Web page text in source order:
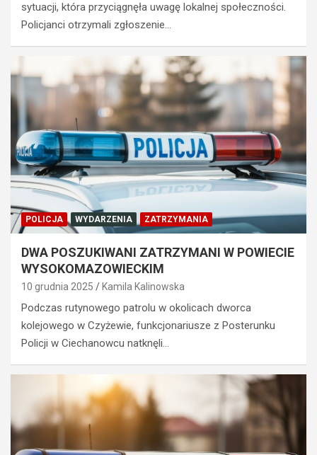
sytuacji, która przyciągnęła uwagę lokalnej społeczności.
Policjanci otrzymali zgłoszenie…
POLICJA WYDARZENIA ZATRZYMANIA
DWA POSZUKIWANI ZATRZYMANI W POWIECIE
WYSOKOMAZOWIECKIM
10 grudnia 2025 Kamila Kalinowska
Podczas rutynowego patrolu w okolicach dworca
kolejowego w Czyżewie, funkcjonariusze z Posterunku
Policji w Ciechanowcu natknęli…